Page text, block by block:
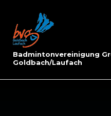
content
Badmintonvereinigung
Goldbach/Laufach